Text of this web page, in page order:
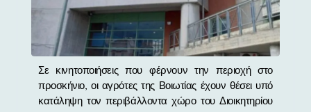
Σε κινητοποιήσεις που φέρνουν την περιοχή στο
προσκήνιο, οι αγρότες της Βοιωτίας έχουν θέσει υπό
κατάληψη τον περιβάλλοντα χώρο του Διοικητηρίου